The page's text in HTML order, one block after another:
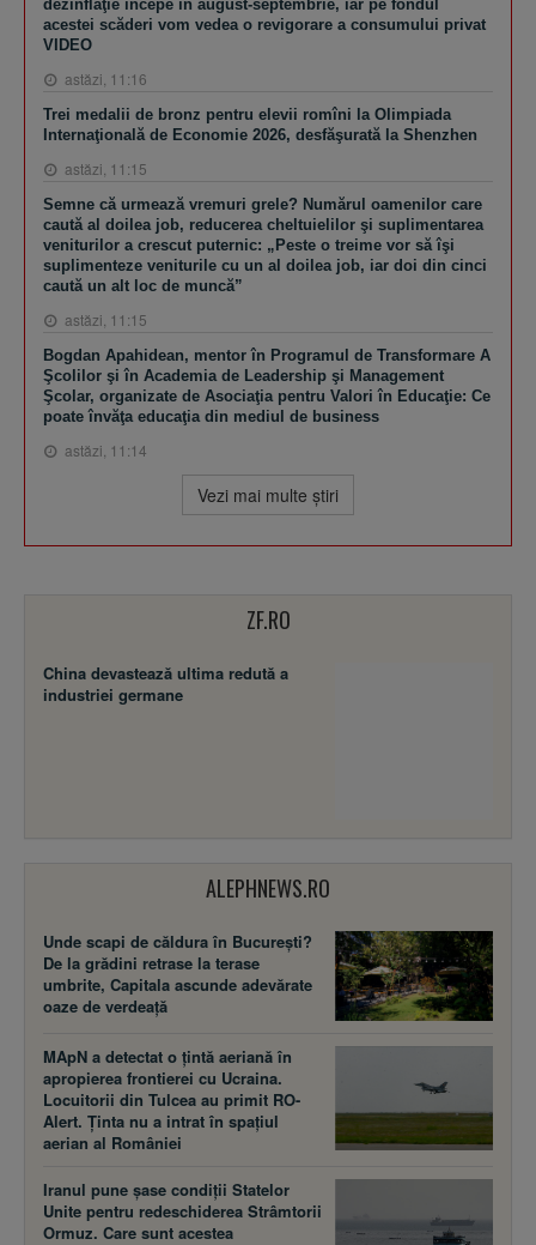
dezinflaţie începe în august-septembrie, iar pe fondul
acestei scăderi vom vedea o revigorare a consumului privat
VIDEO
astăzi, 11:16
Trei medalii de bronz pentru elevii romîni la Olimpiada
Internaţională de Economie 2026, desfăşurată la Shenzhen
astăzi, 11:15
Semne că urmează vremuri grele? Numărul oamenilor care
caută al doilea job, reducerea cheltuielilor şi suplimentarea
veniturilor a crescut puternic: „Peste o treime vor să îşi
suplimenteze veniturile cu un al doilea job, iar doi din cinci
caută un alt loc de muncă”
astăzi, 11:15
Bogdan Apahidean, mentor în Programul de Transformare A
Şcolilor şi în Academia de Leadership şi Management
Şcolar, organizate de Asociaţia pentru Valori în Educaţie: Ce
poate învăţa educaţia din mediul de business
astăzi, 11:14
Vezi mai multe ştiri
ZF.RO
China devastează ultima redută a
industriei germane
ALEPHNEWS.RO
Unde scapi de căldura în București?
De la grădini retrase la terase
umbrite, Capitala ascunde adevărate
oaze de verdeață
MApN a detectat o țintă aeriană în
apropierea frontierei cu Ucraina.
Locuitorii din Tulcea au primit RO-
Alert. Ținta nu a intrat în spațiul
aerian al României
Iranul pune șase condiții Statelor
Unite pentru redeschiderea Strâmtorii
Ormuz. Care sunt acestea